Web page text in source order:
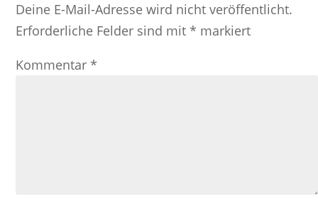
Deine E-Mail-Adresse wird nicht veröffentlicht.
Erforderliche Felder sind mit * markiert
Kommentar *